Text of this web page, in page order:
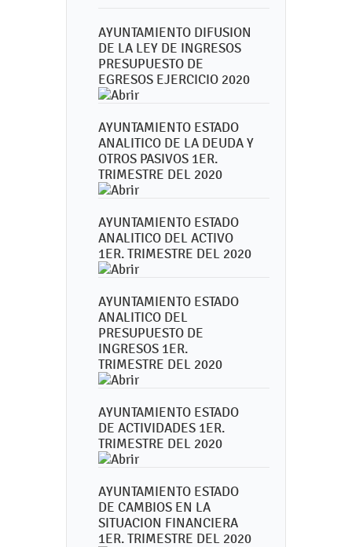
AYUNTAMIENTO DIFUSION
DE LA LEY DE INGRESOS
PRESUPUESTO DE
EGRESOS EJERCICIO 2020
AYUNTAMIENTO ESTADO
ANALITICO DE LA DEUDA Y
OTROS PASIVOS 1ER.
TRIMESTRE DEL 2020
AYUNTAMIENTO ESTADO
ANALITICO DEL ACTIVO
1ER. TRIMESTRE DEL 2020
AYUNTAMIENTO ESTADO
ANALITICO DEL
PRESUPUESTO DE
INGRESOS 1ER.
TRIMESTRE DEL 2020
AYUNTAMIENTO ESTADO
DE ACTIVIDADES 1ER.
TRIMESTRE DEL 2020
AYUNTAMIENTO ESTADO
DE CAMBIOS EN LA
SITUACION FINANCIERA
1ER. TRIMESTRE DEL 2020